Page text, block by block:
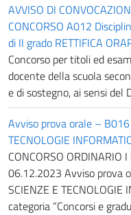
AVVISO DI
CONCORSO A012
di II grado RETTIFICA
Concorso per titoli ed
docente della scuola
e di sostegno, ai sensi del
Avviso prova orale – B016
TECNOLOGIE
CONCORSO ORDINARIO
06.12.2023 Avviso prova
SCIENZE E TECNOLOGIE
categoria “Concorsi e